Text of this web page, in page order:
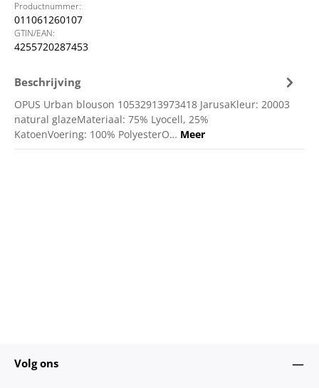
Productnummer:
011061260107
GTIN/EAN:
4255720287453
Beschrijving
OPUS Urban blouson 10532913973418 JarusaKleur: 20003
natural glazeMateriaal: 75% Lyocell, 25%
KatoenVoering: 100% PolyesterO… Meer
Volg ons